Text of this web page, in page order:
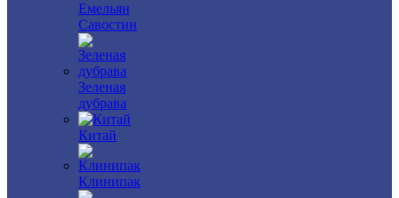
Емельян
Савостин
Зеленая
дубрава
Китай
Клинипак